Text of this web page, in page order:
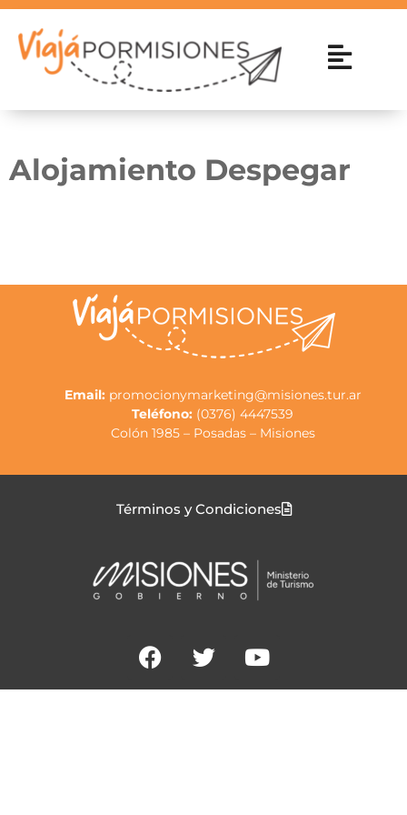
Alojamiento Despegar
Email:promocionymarketing@misiones.tur.ar
Teléfono: (0376) 4447539
Colón 1985 – Posadas – Misiones
Términos y Condiciones